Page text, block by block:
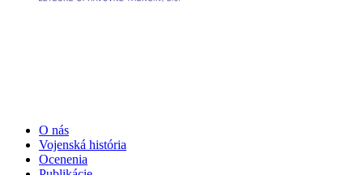
O nás
Vojenská história
Ocenenia